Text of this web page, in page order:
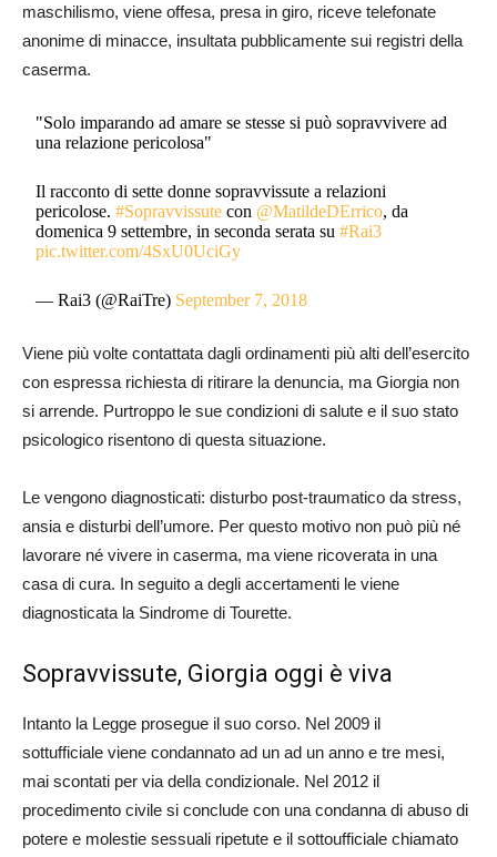
maschilismo, viene offesa, presa in giro, riceve telefonate
anonime di minacce, insultata pubblicamente sui registri della
caserma.
"Solo imparando ad amare se stesse si può sopravvivere ad
una relazione pericolosa"
Il racconto di sette donne sopravvissute a relazioni
pericolose.#Sopravvissute con @MatildeDErrico, da
domenica 9 settembre, in seconda serata su#Rai3
pic.twitter.com/4SxU0UciGy
— Rai3 (@RaiTre) September 7, 2018
Viene più volte contattata dagli ordinamenti più alti dell’esercito
con espressa richiesta di ritirare la denuncia, ma Giorgia non
si arrende. Purtroppo le sue condizioni di salute e il suo stato
psicologico risentono di questa situazione.
Le vengono diagnosticati: disturbo post-traumatico da stress,
ansia e disturbi dell’umore. Per questo motivo non può più né
lavorare né vivere in caserma, ma viene ricoverata in una
casa di cura. In seguito a degli accertamenti le viene
diagnosticata la Sindrome di Tourette.
Sopravvissute, Giorgia oggi è viva
Intanto la Legge prosegue il suo corso. Nel 2009 il
sottufficiale viene condannato ad un ad un anno e tre mesi,
mai scontati per via della condizionale. Nel 2012 il
procedimento civile si conclude con una condanna di abuso di
potere e molestie sessuali ripetute e il sottoufficiale chiamato